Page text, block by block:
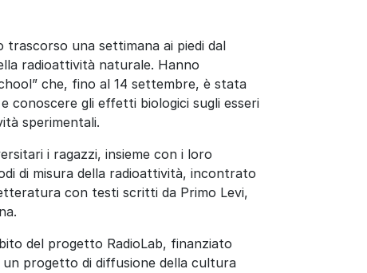
trascorso una settimana ai piedi dal
radioattività naturale. Hanno
che, fino al 14 settembre, è stata
conoscere gli effetti biologici sugli esseri
sperimentali.
i ragazzi, insieme con i loro
di misura della radioattività, incontrato
con testi scritti da Primo Levi,
del progetto RadioLab, finanziato
un progetto di diffusione della cultura